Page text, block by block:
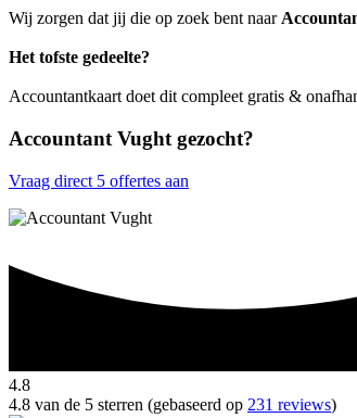
Wij zorgen dat jij die op zoek bent naar
Het tofste gedeelte?
Accountantkaart doet dit compleet gratis &
Accountant Vught gezocht?
Vraag direct 5 offertes aan
4.8
4.8 van de 5 sterren (gebaseerd op 231 reviews)